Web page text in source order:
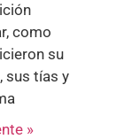
como
su
sus tías y
»